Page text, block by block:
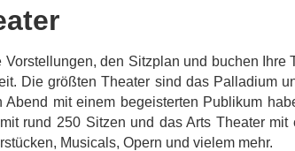
den Sitzplan und buchen
Die größten Theater sind das Palladium
mit einem begeisterten Publikum
rund 250 Sitzen und das Arts Theater
Musicals, Opern und vielem mehr.